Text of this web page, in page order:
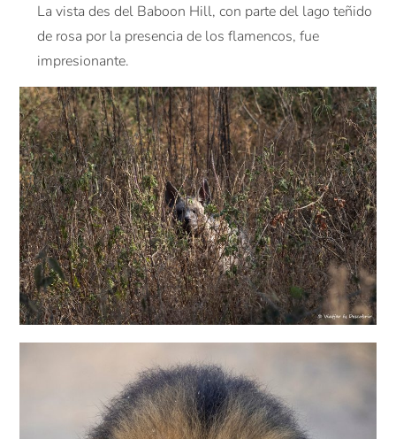
La vista des del Baboon Hill, con parte del lago teñido
de rosa por la presencia de los flamencos, fue
impresionante.